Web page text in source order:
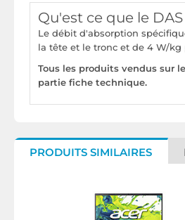
Qu'est ce que le
Le débit d'absorption
la tête et le tronc et de 4 W/kg
Tous les produits vendus sur
partie fiche technique.
PRODUITS SIMILAIRES